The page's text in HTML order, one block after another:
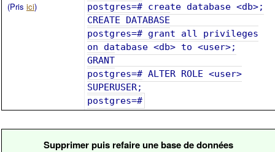
(Pris ici)
postgres=# create database <db>;
CREATE DATABASE
postgres=# grant all privileges
on database <db> to <user>;
GRANT
postgres=# ALTER ROLE <user>
SUPERUSER;
postgres=#
Supprimer puis refaire une base de données